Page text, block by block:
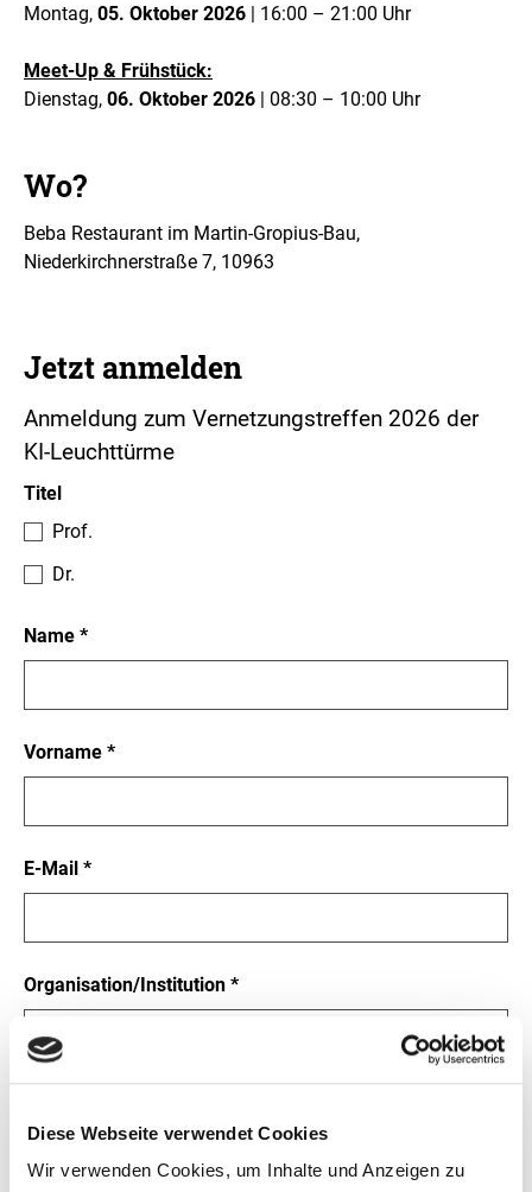
Diese Webseite verwendet Cookies
Wir verwenden Cookies, um Inhalte und Anzeigen zu
Montag, 05. Oktober 2026 | 16:00 – 21:00 Uhr
Meet-Up & Frühstück:
Dienstag, 06. Oktober 2026 | 08:30 – 10:00 Uhr
Wo?
Beba Restaurant im Martin-Gropius-Bau,
Niederkirchnerstraße 7, 10963
Jetzt anmelden
Anmeldung zum Vernetzungstreffen 2026 der
KI-Leuchttürme
Anmeldung
Titel
Prof.
Dr.
Name *Pflichtfeld
Vorname *Pflichtfeld
E-Mail *Pflichtfeld
Organisation/Institution *Pflichtfeld